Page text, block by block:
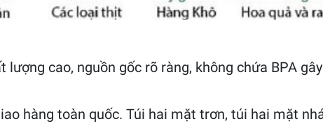
cao, nguồn gốc rõ ràng, không chứa BPA
hàng toàn quốc. Túi hai mặt trơn, túi hai mặt